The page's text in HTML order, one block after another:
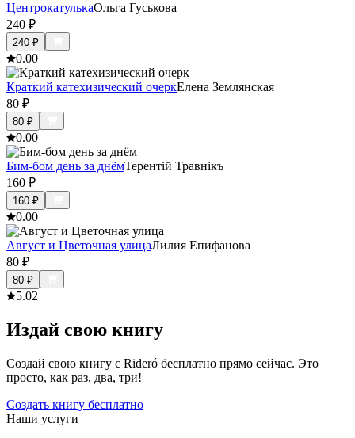
ЦентрокатулькаОльга Гуськова
240 ₽
240 ₽
0.00
Краткий катехизический очеркЕлена Землянская
80 ₽
80 ₽
0.00
Бим-бом день за днёмТерентiй Травнiкъ
160 ₽
160 ₽
0.00
Август и Цветочная улицаЛилия Епифанова
80 ₽
80 ₽
5.02
Издай свою книгу
Создай свою книгу с Rideró бесплатно прямо сейчас. Это
просто, как раз, два, три!
Создать книгу бесплатно
Наши услуги